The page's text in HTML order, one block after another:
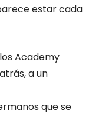
estar cada
Academy
a un
que se